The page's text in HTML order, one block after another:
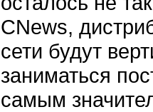
CNews,
сети будут
заниматься
самым